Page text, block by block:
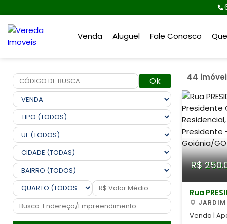
Venda Aluguel Fale Conosco
Ok 44
R$
Rua
Venda |